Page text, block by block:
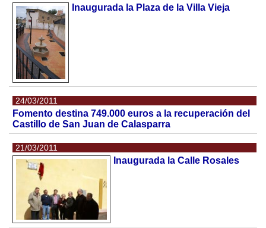
Inaugurada la Plaza de la Villa Vieja
24/03/2011
Fomento destina 749.000 euros a la recuperación del
Castillo de San Juan de Calasparra
21/03/2011
Inaugurada la Calle Rosales